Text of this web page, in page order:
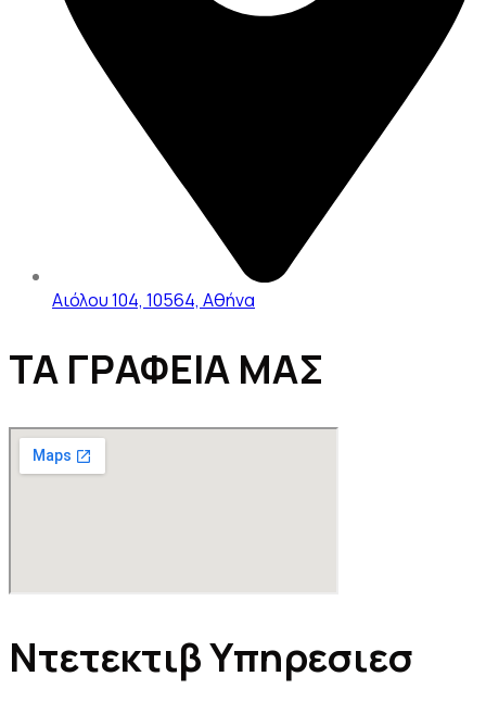
Αιόλου 104, 10564, Αθήνα
ΤΑ ΓΡΑΦΕΙΑ ΜΑΣ
Ντετεκτιβ Υπηρεσιεσ